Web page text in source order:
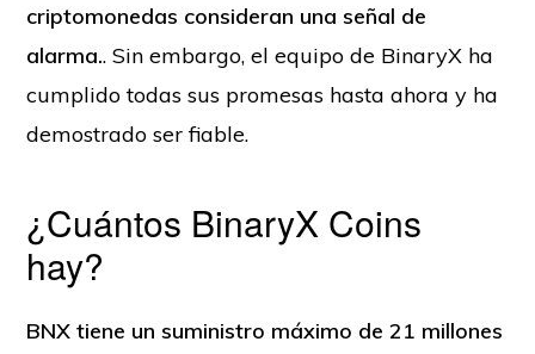
criptomonedas consideran una señal de
alarma.. Sin embargo, el equipo de BinaryX ha
cumplido todas sus promesas hasta ahora y ha
demostrado ser fiable.
¿Cuántos BinaryX Coins
hay?
BNX tiene un suministro máximo de 21 millones